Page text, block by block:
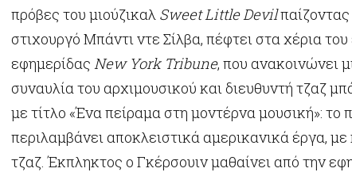
πρόβες του μιούζικαλ Sweet Little Devilπαίζοντας
στιχουργό Μπάντι ντε Σίλβα, πέφτει στα χέρια
εφημερίδας New York Tribune, που ανακοινώνει
συναυλία του αρχιμουσικού και διευθυντή τζαζ
με τίτλο «Ένα πείραμα στη μοντέρνα μουσική»: το
περιλαμβάνει αποκλειστικά αμερικανικά έργα,
τζαζ. Έκπληκτος ο Γκέρσουιν μαθαίνει από την